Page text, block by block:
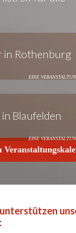
in Rothenburg
Blaufelden